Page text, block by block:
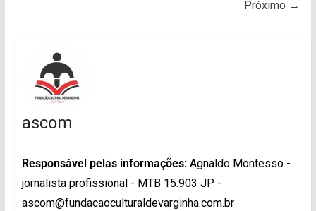
Próximo →
ascom
Responsável pelas informações:Agnaldo Montesso -
jornalista profissional - MTB 15.903 JP -
ascom@fundacaoculturaldevarginha.com.br